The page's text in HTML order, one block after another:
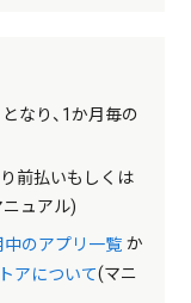
なり、1か月毎の
前払いもしくは
ニュアル)
中のアプリ一覧か
アについて(マニ